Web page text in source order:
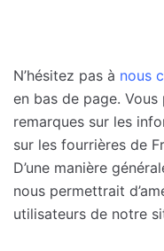
N’hésitez pas à nous
en bas de page.
remarques sur les
sur les fourrières de
D’une manière
nous permettrait
utilisateurs de notre